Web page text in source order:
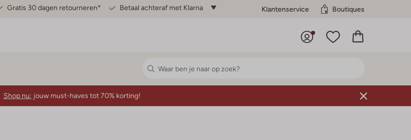
Gratis 30 dagen retourneren* Betaal achteraf met Klarna Klantenservice Boutiques
Shop nu: jouw must-haves tot 70% korting!